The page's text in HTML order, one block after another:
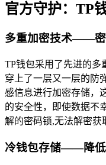
官方守护：TP
多重加密技术——
TP钱包采用了先进的多
穿上了一层又一层的防
感信息进行加密存储，
的安全性，即使数据不
解的密码锁,无法解密获
冷钱包存储——降